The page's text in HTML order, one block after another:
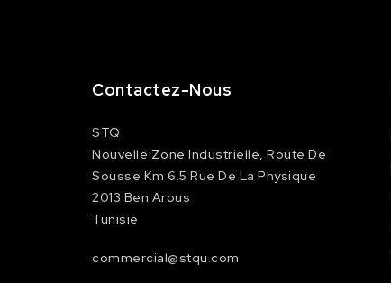
Contactez-Nous
STQ
Nouvelle Zone Industrielle, Route De
Sousse Km 6.5 Rue De La Physique
2013 Ben Arous
Tunisie
commercial@stqu.com